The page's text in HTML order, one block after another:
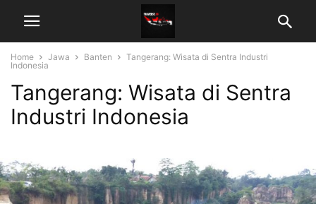
Home Jawa Banten
Tangerang: Wisata di Sentra Industri
Indonesia
Tangerang: Wisata di Sentra
Industri Indonesia